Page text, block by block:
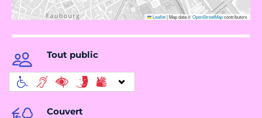
Leaflet|Map data ©OpenStreetMapcontributors
Tout public
Couvert